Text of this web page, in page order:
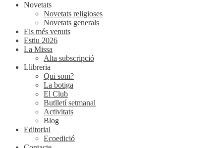
Novetats
Novetats religioses
Novetats generals
Els més venuts
Estiu 2026
La Missa
Alta subscripció
Llibreria
Qui som?
La botiga
El Club
Butlletí setmanal
Activitats
Blog
Editorial
Ecoedició